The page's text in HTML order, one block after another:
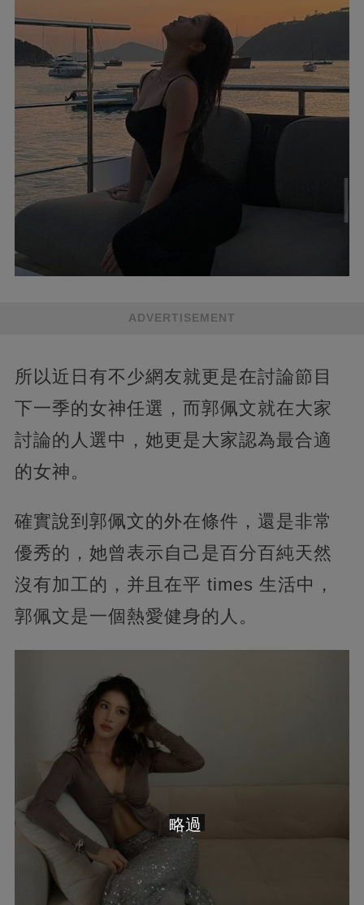
ADVERTISEMENT
所以近日有不少網友就更是在討論節目
下一季的女神任選，而郭佩文就在大家
討論的人選中，她更是大家認為最合適
的女神。
確實說到郭佩文的外在條件，還是非常
優秀的，她曾表示自己是百分百純天然
沒有加工的，并且在平 times 生活中，
郭佩文是一個熱愛健身的人。
略過